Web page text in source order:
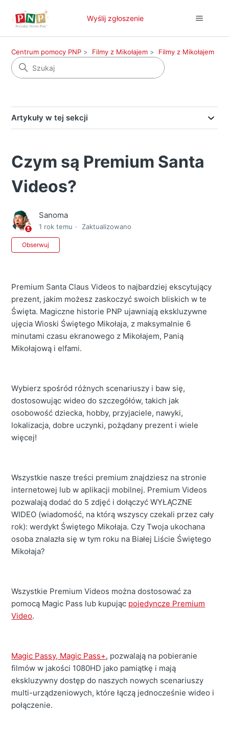
Wyślij zgłoszenie
Centrum pomocy PNP Filmy z Mikołajem Filmy z Mikołajem
Artykuły w tej sekcji
Czym są Premium Santa
Videos?
Sanoma
1 rok temu Zaktualizowano
Obserwuj
Premium Santa Claus Videos to najbardziej ekscytujący
prezent, jakim możesz zaskoczyć swoich bliskich w te
Święta. Magiczne historie PNP ujawniają ekskluzywne
ujęcia Wioski Świętego Mikołaja, z maksymalnie 6
minutami czasu ekranowego z Mikołajem, Panią
Mikołajową i elfami.
Wybierz spośród różnych scenariuszy i baw się,
dostosowując wideo do szczegółów, takich jak
osobowość dziecka, hobby, przyjaciele, nawyki,
lokalizacja, dobre uczynki, pożądany prezent i wiele
więcej!
Wszystkie nasze treści premium znajdziesz na stronie
internetowej lub w aplikacji mobilnej. Premium Videos
pozwalają dodać do 5 zdjęć i dołączyć WYŁĄCZNE
WIDEO (wiadomość, na którą wszyscy czekali przez cały
rok): werdykt Świętego Mikołaja. Czy Twoja ukochana
osoba znalazła się w tym roku na Białej Liście Świętego
Mikołaja?
Wszystkie Premium Videos można dostosować za
pomocą Magic Pass lub kupując pojedyncze Premium
Video.
Magic Passy, ​​Magic Pass+, pozwalają na pobieranie
filmów w jakości 1080HD jako pamiątkę i mają
ekskluzywny dostęp do naszych nowych scenariuszy
multi-urządzeniowych, które łączą jednocześnie wideo i
połączenie.